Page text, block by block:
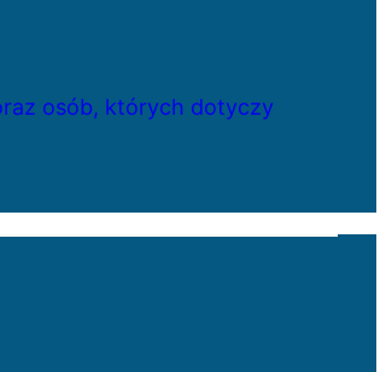
osób, których dotyczy